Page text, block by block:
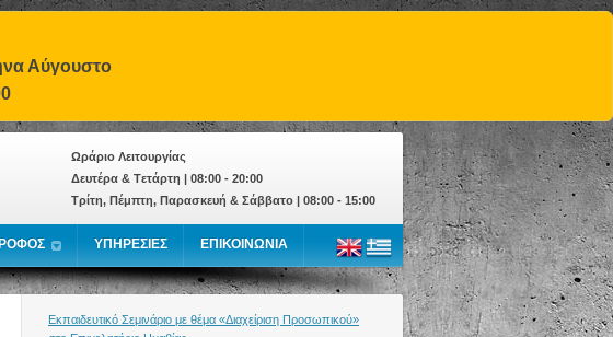
Αύγουστο
Ωράριο Λειτουργίας
Δευτέρα & Tετάρτη | 08:00 - 20:00
Τρίτη, Πέμπτη, Παρασκευή & Σάββατο | 08:00 - 15:00
ΥΠΗΡΕΣΙΕΣ ΕΠΙΚΟΙΝΩΝΙΑ
Εκπαιδευτικό Σεμινάριο με θέμα «Διαχείριση Προσωπικού»